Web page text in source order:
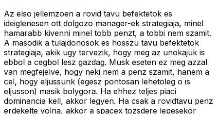
Az elso jellemzoen a rovid tavu befektetok es
ideiglenesen ott dolgozo manager-ek strategiaja, minel
hamarabb kivenni minel tobb penzt, a tobbi nem szamit.
A masodik a tulajdonosok es hosszu tavu befektetok
strategiaja, akik ugy tervezik, hogy meg az unokajuk is
ebbol a cegbol lesz gazdag. Musk eseten ez meg azzal
van megfejelve, hogy neki nem a penz szamit, hanem a
cel, hogy eljussunk (egesz pontosan lehetoleg o is
eljusson) masik bolygora. Ha ehhez teljes piaci
dominancia kell, akkor legyen. Ha csak a rovidtavu penz
erdekelte volna, akkor a spacex tozsdere lepesekor